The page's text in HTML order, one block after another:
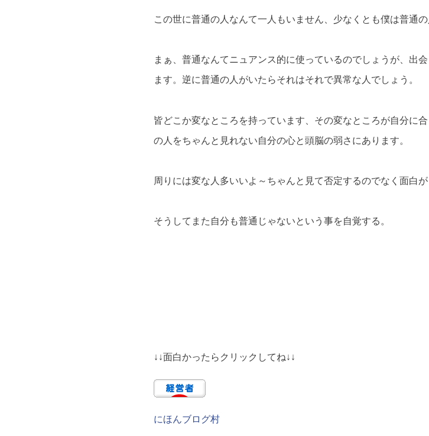
この世に普通の人なんて一人もいません、少なくとも僕は普通の
まぁ、普通なんてニュアンス的に使っているのでしょうが、出
ます。逆に普通の人がいたらそれはそれで異常な人でしょう。
皆どこか変なところを持っています、その変なところが自分に
の人をちゃんと見れない自分の心と頭脳の弱さにあります。
周りには変な人多いいよ～ちゃんと見て否定するのでなく面白が
そうしてまた自分も普通じゃないという事を自覚する。
↓↓面白かったらクリックしてね↓↓
にほんブログ村